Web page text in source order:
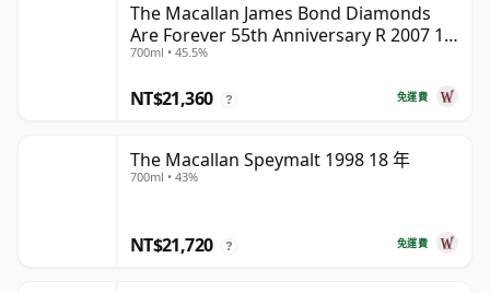
The Macallan James Bond Diamonds
Are Forever 55th Anniversary R 2007 18
年
700ml • 45.5%
免運費
NT$21,360 ?
The Macallan Speymalt 1998 18 年
700ml • 43%
免運費
NT$21,720 ?